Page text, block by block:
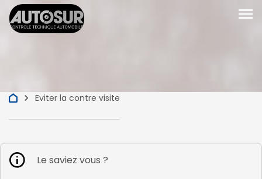
menu
keyboard_arrow_right Eviter la contre visite
Le saviez vous ?